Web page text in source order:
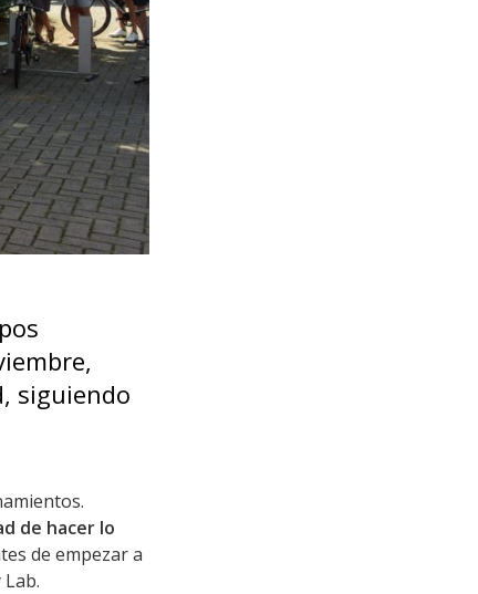
siguiendo
de hacer lo
de empezar a